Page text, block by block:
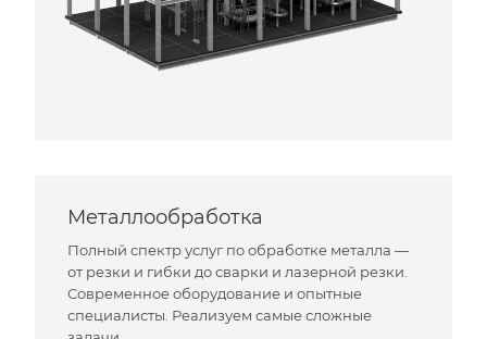
Металлообработка
Полный спектр услуг по обработке металла —
от резки и гибки до сварки и лазерной резки.
Современное оборудование и опытные
специалисты. Реализуем самые сложные